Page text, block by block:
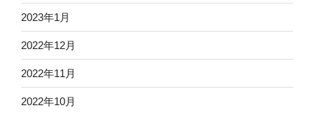
2023年1月
2022年12月
2022年11月
2022年10月